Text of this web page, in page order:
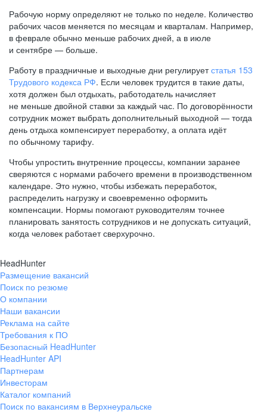
Рабочую норму определяют не только по неделе. Количество
рабочих часов меняется по месяцам и кварталам. Например,
в феврале обычно меньше рабочих дней, а в июле
и сентябре — больше.
Работу в праздничные и выходные дни регулируетстатья 153
Трудового кодекса РФ. Если человек трудится в такие даты,
хотя должен был отдыхать, работодатель начисляет
не меньше двойной ставки за каждый час. По договорённости
сотрудник может выбрать дополнительный выходной — тогда
день отдыха компенсирует переработку, а оплата идёт
по обычному тарифу.
Чтобы упростить внутренние процессы, компании заранее
сверяются с нормами рабочего времени в производственном
календаре. Это нужно, чтобы избежать переработок,
распределить нагрузку и своевременно оформить
компенсации. Нормы помогают руководителям точнее
планировать занятость сотрудников и не допускать ситуаций,
когда человек работает сверхурочно.
HeadHunter
Размещение вакансий
Поиск по резюме
О компании
Наши вакансии
Реклама на сайте
Требования к ПО
Безопасный HeadHunter
HeadHunter API
Партнерам
Инвесторам
Каталог компаний
Поиск по вакансиям в Верхнеуральске